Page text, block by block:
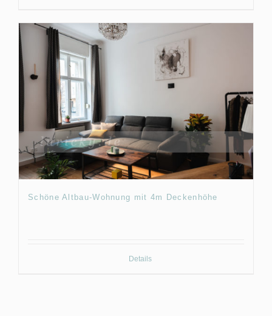
Schöne Altbau-Wohnung mit 4m Deckenhöhe
Details